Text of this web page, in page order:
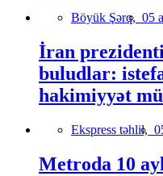
Böyük Şərq, 05
İran
buludlar:
hakimiyyət
Ekspress təhlil,
Metroda 10